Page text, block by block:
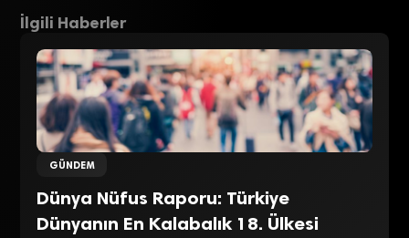
İlgili Haberler
GÜNDEM
Dünya Nüfus Raporu: Türkiye
Dünyanın En Kalabalık 18. Ülkesi